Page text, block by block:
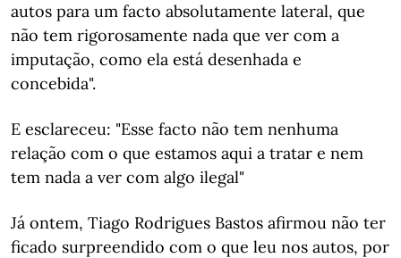
autos para um facto absolutamente lateral, que
não tem rigorosamente nada que ver com a
imputação, como ela está desenhada e
concebida".
E esclareceu: "Esse facto não tem nenhuma
relação com o que estamos aqui a tratar e nem
tem nada a ver com algo ilegal"
Já ontem, Tiago Rodrigues Bastos afirmou não ter
ficado surpreendido com o que leu nos autos, por